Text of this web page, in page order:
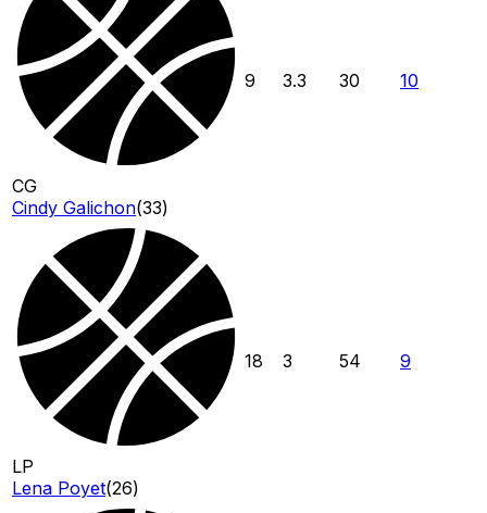
CG
Cindy Galichon(33)
9 3.3 30 10
LP
Lena Poyet(26)
18 3 54 9